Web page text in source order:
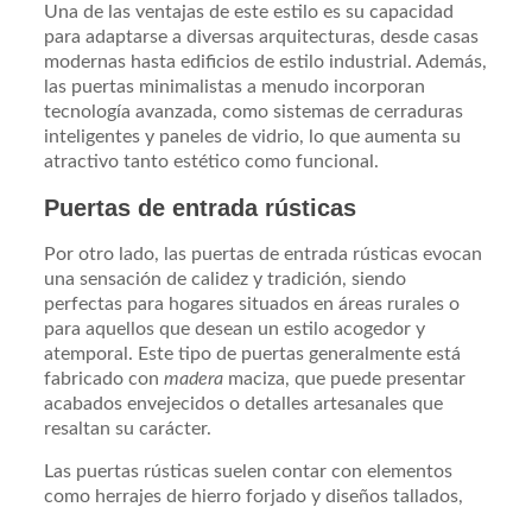
Una de las ventajas de este estilo es su capacidad
para adaptarse a diversas arquitecturas, desde casas
modernas hasta edificios de estilo industrial. Además,
las puertas minimalistas a menudo incorporan
tecnología avanzada, como sistemas de cerraduras
inteligentes y paneles de vidrio, lo que aumenta su
atractivo tanto estético como funcional.
Puertas de entrada rústicas
Por otro lado, las puertas de entrada rústicas evocan
una sensación de calidez y tradición, siendo
perfectas para hogares situados en áreas rurales o
para aquellos que desean un estilo acogedor y
atemporal. Este tipo de puertas generalmente está
fabricado conmadera maciza, que puede presentar
acabados envejecidos o detalles artesanales que
resaltan su carácter.
Las puertas rústicas suelen contar con elementos
como herrajes de hierro forjado y diseños tallados,